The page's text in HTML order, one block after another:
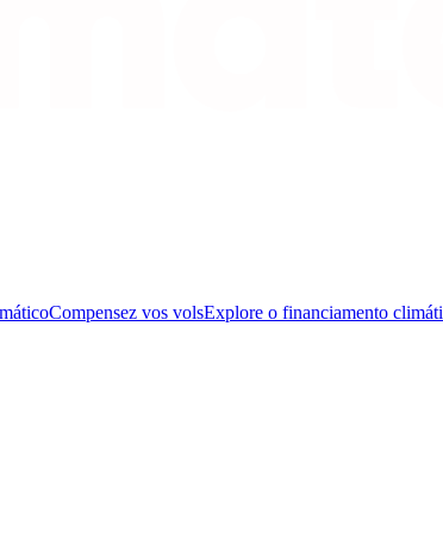
Compensez vos volsExplore o financiamento